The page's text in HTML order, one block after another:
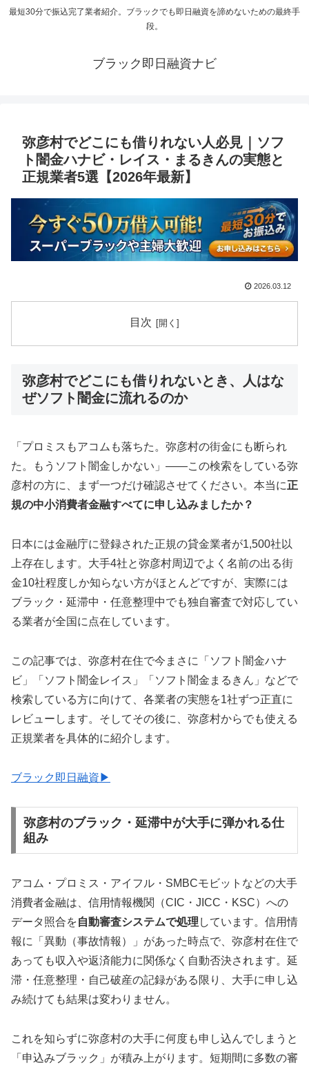
最短30分で振込完了業者紹介。ブラックでも即日融資を諦めないための最終手
段。
ブラック即日融資ナビ
弥彦村でどこにも借りれない人必見｜ソフ
ト闇金ハナビ・レイス・まるきんの実態と
正規業者5選【2026年最新】
2026.03.12
目次
弥彦村でどこにも借りれないとき、人はな
ぜソフト闇金に流れるのか
「プロミスもアコムも落ちた。弥彦村の街金にも断られ
た。もうソフト闇金しかない」——この検索をしている弥
彦村の方に、まず一つだけ確認させてください。本当に正
規の中小消費者金融すべてに申し込みましたか？
日本には金融庁に登録された正規の貸金業者が1,500社以
上存在します。大手4社と弥彦村周辺でよく名前の出る街
金10社程度しか知らない方がほとんどですが、実際には
ブラック・延滞中・任意整理中でも独自審査で対応してい
る業者が全国に点在しています。
この記事では、弥彦村在住で今まさに「ソフト闇金ハナ
ビ」「ソフト闇金レイス」「ソフト闇金まるきん」などで
検索している方に向けて、各業者の実態を1社ずつ正直に
レビューします。そしてその後に、弥彦村からでも使える
正規業者を具体的に紹介します。
ブラック即日融資▶
弥彦村のブラック・延滞中が大手に弾かれる仕
組み
アコム・プロミス・アイフル・SMBCモビットなどの大手
消費者金融は、信用情報機関（CIC・JICC・KSC）への
データ照合を自動審査システムで処理 しています。信用情
報に「異動（事故情報）」があった時点で、弥彦村在住で
あっても収入や返済能力に関係なく自動否決されます。延
滞・任意整理・自己破産の記録がある限り、大手に申し込
み続けても結果は変わりません。
これを知らずに弥彦村の大手に何度も申し込んでしまうと
「申込みブラック」が積み上がります。短期間に多数の審